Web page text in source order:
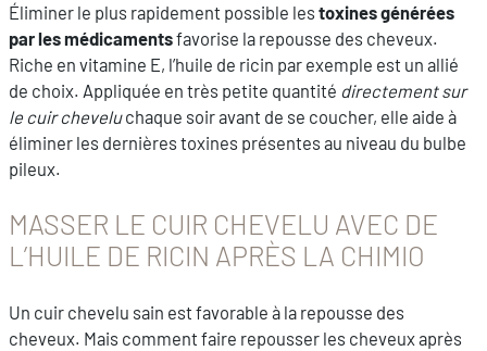
Éliminer le plus rapidement possible les toxines générées
par les médicamentsfavorise la repousse des cheveux.
Riche en vitamine E, l’huile de ricin par exemple est un allié
de choix. Appliquée en très petite quantité directement sur
le cuir cheveluchaque soir avant de se coucher, elle aide à
éliminer les dernières toxines présentes au niveau du bulbe
pileux.
MASSER LE CUIR CHEVELU AVEC DE
L’HUILE DE RICIN APRÈS LA CHIMIO
Un cuir chevelu sain est favorable à la repousse des
cheveux. Mais comment faire repousser les cheveux après